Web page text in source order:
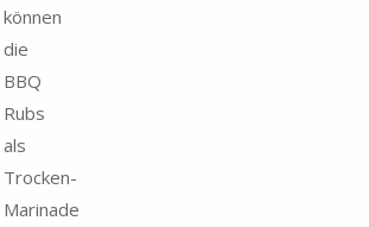
können
die
BBQ
Rubs
als
Trocken-
Marinade